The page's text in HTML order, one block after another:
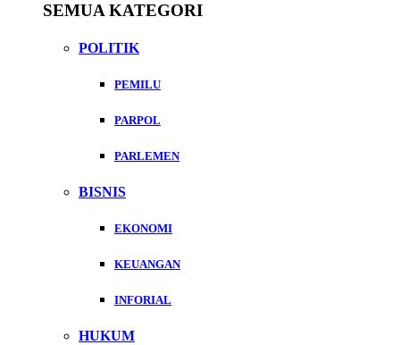
SEMUA KATEGORI
POLITIK
PEMILU
PARPOL
PARLEMEN
BISNIS
EKONOMI
KEUANGAN
INFORIAL
HUKUM